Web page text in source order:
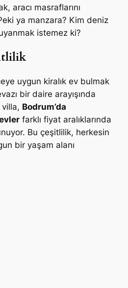
aracı masraflarını
ya manzara? Kim deniz
istemez ki?
uygun kiralık ev bulmak
bir daire arayışında
Bodrum’da
farklı fiyat aralıklarında
Bu çeşitlilik, herkesin
bir yaşam alanı